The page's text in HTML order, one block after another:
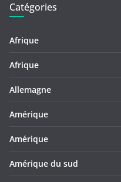
Catégories
Afrique
Afrique
Allemagne
Amérique
Amérique
Amérique du sud